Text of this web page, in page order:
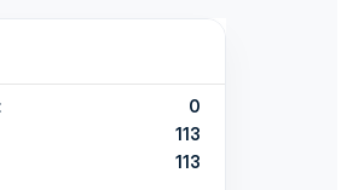
0
113
113